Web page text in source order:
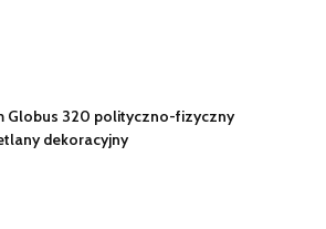
Globus 320 polityczno-fizyczny
dekoracyjny